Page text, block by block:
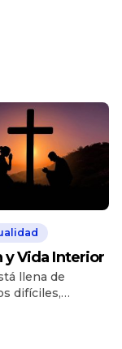
y Vida Interior
llena de
difíciles,